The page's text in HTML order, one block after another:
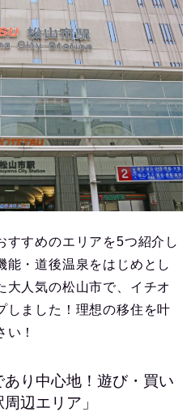
すすめのエリアを5つ紹介し
能・道後温泉をはじめとし
大人気の松山市で、イチオ
しました！理想の移住を叶
！
り中心地！遊び・買い
辺エリア」